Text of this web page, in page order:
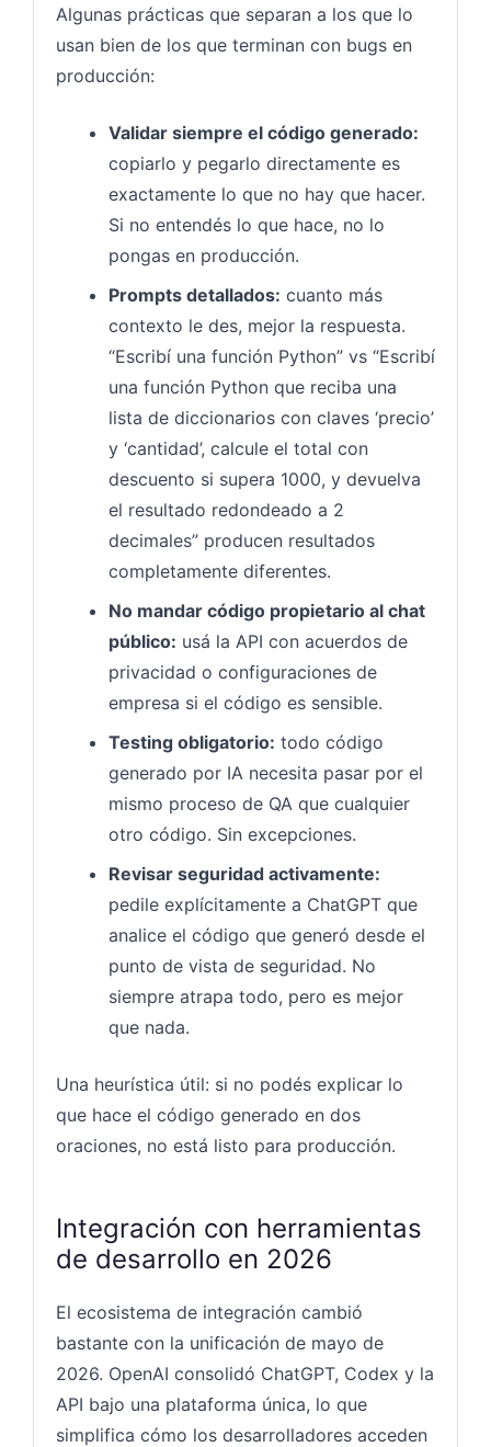
Algunas prácticas que separan a los que lo
usan bien de los que terminan con bugs en
producción:
Validar siempre el código generado:
copiarlo y pegarlo directamente es
exactamente lo que no hay que hacer.
Si no entendés lo que hace, no lo
pongas en producción.
Prompts detallados: cuanto más
contexto le des, mejor la respuesta.
“Escribí una función Python” vs “Escribí
una función Python que reciba una
lista de diccionarios con claves ‘precio’
y ‘cantidad’, calcule el total con
descuento si supera 1000, y devuelva
el resultado redondeado a 2
decimales” producen resultados
completamente diferentes.
No mandar código propietario al chat
público: usá la API con acuerdos de
privacidad o configuraciones de
empresa si el código es sensible.
Testing obligatorio: todo código
generado por IA necesita pasar por el
mismo proceso de QA que cualquier
otro código. Sin excepciones.
Revisar seguridad activamente:
pedile explícitamente a ChatGPT que
analice el código que generó desde el
punto de vista de seguridad. No
siempre atrapa todo, pero es mejor
que nada.
Una heurística útil: si no podés explicar lo
que hace el código generado en dos
oraciones, no está listo para producción.
Integración con herramientas
de desarrollo en 2026
El ecosistema de integración cambió
bastante con la unificación de mayo de
2026. OpenAI consolidó ChatGPT, Codex y la
API bajo una plataforma única, lo que
simplifica cómo los desarrolladores acceden